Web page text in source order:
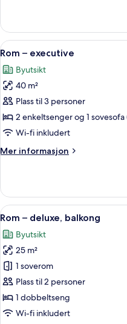
–
superior
Åpne
alle
bildene
av
Rom
–
executive
6
Rom – executive
Byutsikt
40 m²
Plass til 3 personer
2 enkeltsenger og 1 sovesofa
Wi-fi inkludert
Mer informasjon
Mer
–
executive
Åpne
alle
bildene
av
Rom
–
deluxe,
balkong
6
Rom – deluxe, balkong
Byutsikt
25 m²
1 soverom
Plass til 2 personer
1 dobbeltseng
Wi-fi inkludert